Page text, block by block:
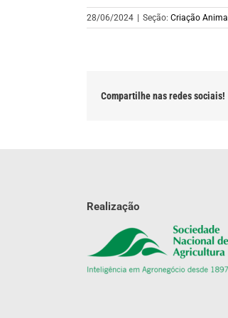
28/06/2024 Seção: Criação Animal
Compartilhe nas redes sociais!
Realização